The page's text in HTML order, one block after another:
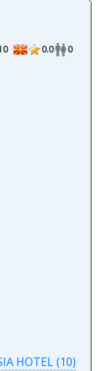
0.0 0
HOTEL (10)